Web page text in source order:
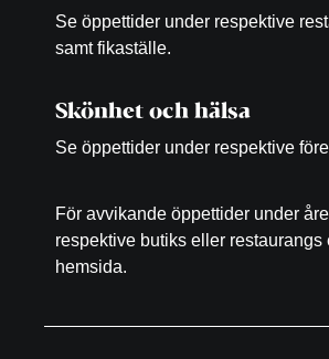
Se öppettider under respektive
samt fikaställe.
Skönhet och hälsa
Se öppettider under respektive
För avvikande öppettider under
respektive butiks eller restaurangs
hemsida.